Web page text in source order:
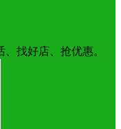
找好店、抢优惠。